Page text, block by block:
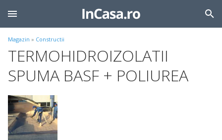
Magazin » Constructii
TERMOHIDROIZOLATII
SPUMA BASF + POLIUREA